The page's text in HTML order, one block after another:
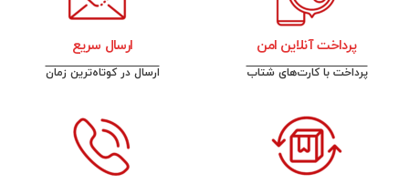
پرداخت آنلاین امن
پرداخت با کارت‌های شتاب
ارسال سریع
ارسال در کوتاه‌ترین زمان